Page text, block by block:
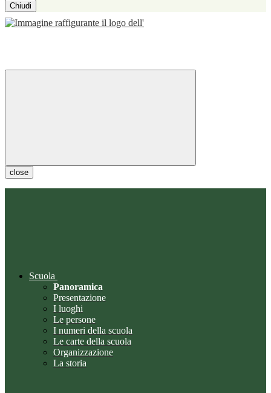
Chiudi
close
Scuola
Panoramica
Presentazione
I luoghi
Le persone
I numeri della scuola
Le carte della scuola
Organizzazione
La storia